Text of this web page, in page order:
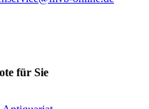
on https://
on https://www.linkedin.com/
us on https://
für Sie